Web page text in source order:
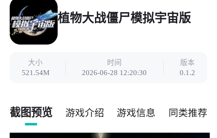
植物大战僵尸模拟宇宙版
大小
521.54M
时间
2026-06-28 12:20:30
版本
0.1.2
截图预览 游戏介绍 游戏信息 同类推荐